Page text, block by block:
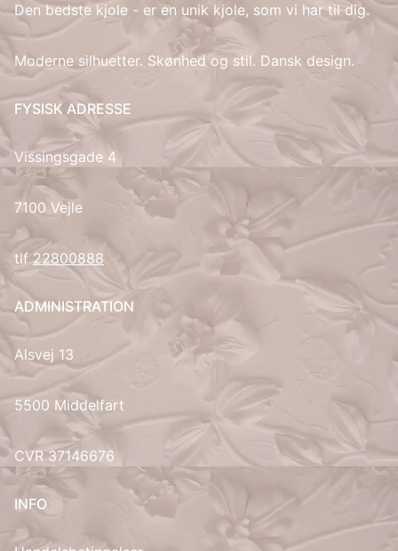
Den bedste kjole - er en unik kjole, som vi har til dig.
Moderne silhuetter. Skønhed og stil. Dansk design.
FYSISK ADRESSE
Vissingsgade 4
7100 Vejle
tlf22800888
ADMINISTRATION
Alsvej 13
5500 Middelfart
CVR 37146676
INFO